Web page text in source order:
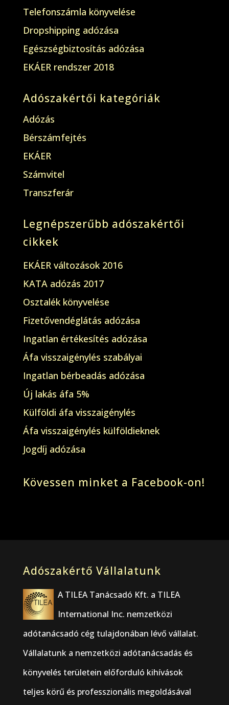
Telefonszámla könyvelése
Dropshipping adózása
Egészségbiztosítás adózása
EKÁER rendszer 2018
Adószakértői kategóriák
Adózás
Bérszámfejtés
EKÁER
Számvitel
Transzferár
Legnépszerűbb adószakértői
cikkek
EKÁER változások 2016
KATA adózás 2017
Osztalék könyvelése
Fizetővendéglátás adózása
Ingatlan értékesítés adózása
Áfa visszaigénylés szabályai
Ingatlan bérbeadás adózása
Új lakás áfa 5%
Külföldi áfa visszaigénylés
Áfa visszaigénylés külföldieknek
Jogdíj adózása
Kövessen minket a Facebook-on!
Adószakértő Vállalatunk
A TILEA Tanácsadó Kft. a TILEA
International Inc. nemzetközi
adótanácsadó cég tulajdonában lévő vállalat.
Vállalatunk a nemzetközi adótanácsadás és
könyvelés területein előforduló kihívások
teljes körű és professzionális megoldásával